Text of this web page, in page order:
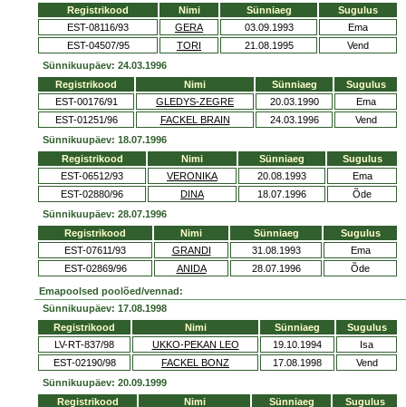
Registrikood
Nimi Sünniaeg
Sugulus
EST-08116/93
GERA 03.09.1993
Ema
EST-04507/95
TORI 21.08.1995
Vend
Sünnikuupäev: 24.03.1996
Registrikood
Nimi Sünniaeg
Sugulus
EST-00176/91
GLEDYS-ZEGRE 20.03.1990
Ema
EST-01251/96
FACKEL BRAIN 24.03.1996
Vend
Sünnikuupäev: 18.07.1996
Registrikood
Nimi Sünniaeg
Sugulus
EST-06512/93
VERONIKA 20.08.1993
Ema
EST-02880/96
DINA 18.07.1996
Õde
Sünnikuupäev: 28.07.1996
Registrikood
Nimi Sünniaeg
Sugulus
EST-07611/93
GRANDI 31.08.1993
Ema
EST-02869/96
ANIDA 28.07.1996 Õde
Emapoolsed poolõed/vennad:
Sünnikuupäev: 17.08.1998
Registrikood
Nimi Sünniaeg
Sugulus
LV-RT-837/98
UKKO-PEKAN LEO 19.10.1994
Isa
EST-02190/98
FACKEL BONZ 17.08.1998
Vend
Sünnikuupäev: 20.09.1999
Registrikood
Nimi Sünniaeg Sugulus